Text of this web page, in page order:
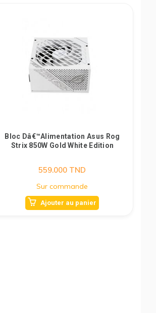
Bloc Dâ€™alimentation Asus Rog
Strix 850W Gold White Edition
559.000 TND
Sur commande
Ajouter au panier